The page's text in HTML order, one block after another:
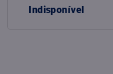
Indisponível